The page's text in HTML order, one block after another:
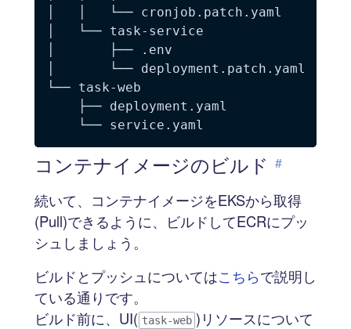
│   │   └── cronjob.patch.yaml
│   └── task-service
│       ├── .env
│       └── deployment.patch.yaml
└── task-web
    ├── deployment.yaml
コンテナイメージのビルド #
続いて、コンテナイメージをEKSから取得
(Pull)できるように、ビルドしてECRにプッ
シュしましょう。
ビルドとプッシュについてはこちらで説明し
ている通りです。
ビルド前に、UI( task-web )リソースについて